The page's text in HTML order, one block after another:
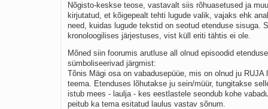
Nõgisto-keskse teose, vastavalt siis rõhuasetused ja
kirjutatud, et kõigepealt tehti lugude valik, vajaks ehk
need, kuidas lugude tekstid on seotud etenduse sisuga.
kronoloogilises järjestuses, vist küll eriti tähtis ei ole.
Mõned siin foorumis arutluse all olnud episoodid
sümboliseerivad järgmist:
Tõnis Mägi osa on vabadusepüüe, mis on olnud ju RUJA
teema. Etenduses lõhutakse ju sein/müür, tungitakse
istub mees - laulja - kes eestlastele seondub kohe
peitub ka tema esitatud laulus vastav sõnum.